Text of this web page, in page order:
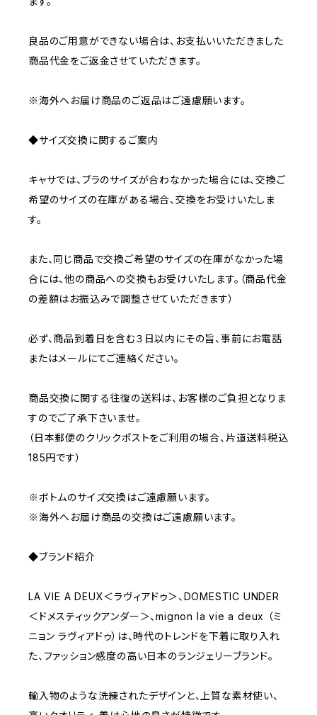
良品のご用意ができない場合は、お支払いいただきました
商品代金をご返金させていただきます。
※海外へお届け商品のご返品はご遠慮願います。
◆サイズ交換に関するご案内
キャサでは、ブラのサイズが合わなかった場合には、交換ご
希望のサイズの在庫がある場合、交換をお受けいたしま
す。
また、同じ商品で交換ご希望のサイズの在庫がなかった場
合には、他の商品への交換もお受けいたします。（商品代金
の差額はお振込みで調整させていただきます）
必ず、商品到着日を含む３日以内にその旨、事前にお電話
またはメールにてご連絡ください。
商品交換に関する往復の送料は、お客様のご負担となりま
すのでご了承下さいませ。
（日本郵便のクリックポストをご利用の場合、片道送料税込
185円です）
※ボトムのサイズ交換はご遠慮願います。
※海外へお届け商品の交換はご遠慮願います。
◆ブランド紹介
LA VIE A DEUX＜ラヴィアドゥ＞、DOMESTIC UNDER
＜ドメスティックアンダー＞、mignon la vie a deux （ミ
ニョン ラヴィアドゥ）は、時代のトレンドを下着に取り入れ
た、ファッション感度の高い日本のランジェリーブランド。
輸入物のような洗練されたデザインと、上質な素材使い、